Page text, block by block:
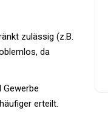
zulässig (z.B.
da
erteilt.